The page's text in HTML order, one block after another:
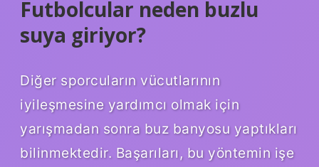
Futbolcular neden buzlu
suya giriyor?
Diğer sporcuların vücutlarının
iyileşmesine yardımcı olmak için
yarışmadan sonra buz banyosu yaptıkları
bilinmektedir. Başarıları, bu yöntemin işe